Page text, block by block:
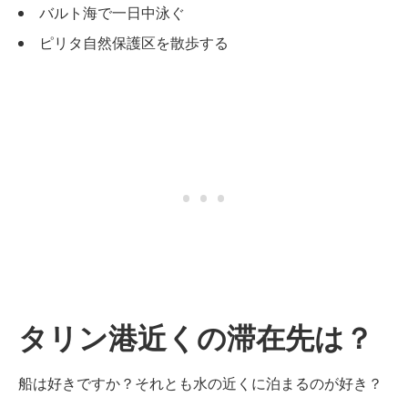
バルト海で一日中泳ぐ
ピリタ自然保護区を散歩する
タリン港近くの滞在先は？
船は好きですか？それとも水の近くに泊まるのが好き？